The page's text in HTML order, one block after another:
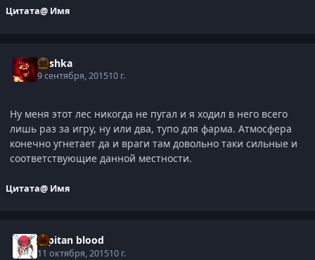
Цитата@ Имя
Mishka
9 сентября, 201510 г.
Ну меня этот лес никогда не пугал и я ходил в него всего
лишь раз за игру, ну или два, тупо для фарма. Атмосфера
конечно угнетает да и враги там довольно таки сильные и
соответствующие данной местности.
Цитата@ Имя
capitan blood
11 октября, 201510 г.